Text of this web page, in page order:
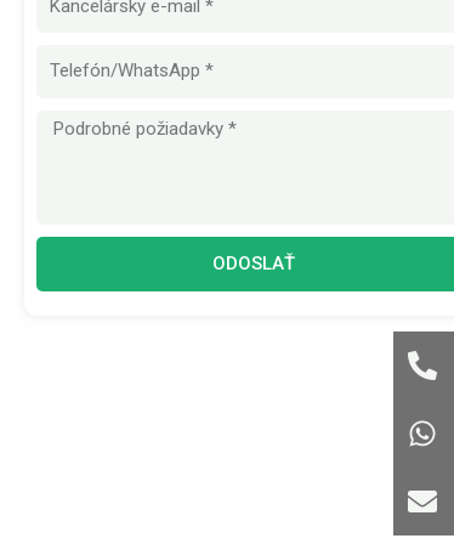
Správa
ODOSLAŤ